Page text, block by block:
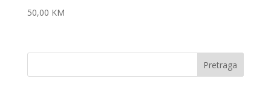
50,00 KM
Pretraga